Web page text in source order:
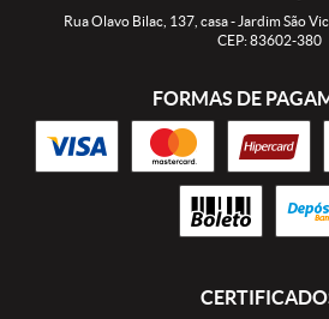
Rua Olavo Bilac, 137, casa- Jardim São
CEP: 83602-380
FORMAS DE